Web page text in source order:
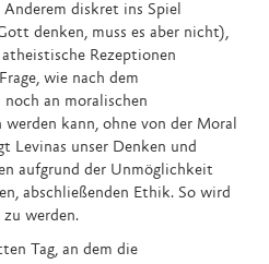
diskret ins Spiel
denken, muss es aber nicht),
Rezeptionen
wie nach dem
an moralischen
kann, ohne von der Moral
Levinas unser Denken und
aufgrund der Unmöglichkeit
abschließenden Ethik. So wird
werden.
Tag, an dem die